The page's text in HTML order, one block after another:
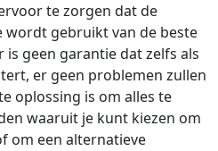
te zorgen dat de
gebruikt van de beste
is geen garantie dat zelfs als
er geen problemen zullen
oplossing is om alles te
waaruit je kunt kiezen om
om een alternatieve